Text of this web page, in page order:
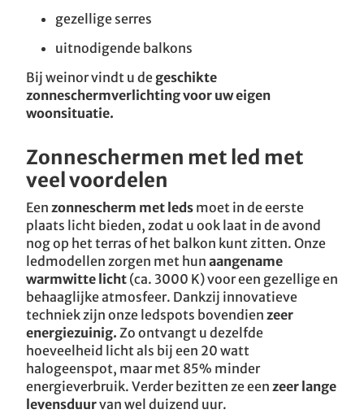
gezellige serres
uitnodigende balkons
Bij weinor vindt u de geschikte
zonneschermverlichting voor uw eigen
woonsituatie.
Zonneschermen met led met
veel voordelen
Een zonnescherm met leds moet in de eerste
plaats licht bieden, zodat u ook laat in de avond
nog op het terras of het balkon kunt zitten. Onze
ledmodellen zorgen met hun aangename
warmwitte licht (ca. 3000 K) voor een gezellige en
behaaglijke atmosfeer. Dankzij innovatieve
techniek zijn onze ledspots bovendien zeer
energiezuinig. Zo ontvangt u dezelfde
hoeveelheid licht als bij een 20 watt
halogeenspot, maar met 85% minder
energieverbruik. Verder bezitten ze een zeer lange
levensduurvan wel duizend uur.